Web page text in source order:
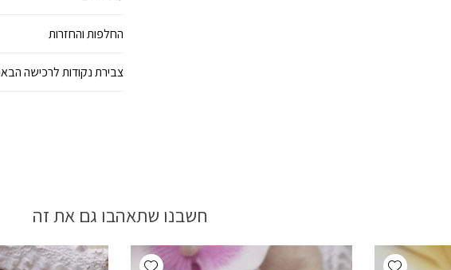
החלפות והחזרות
צבירת נקודות לרכישה
חשבנו שתאהבו גם את זה
Add wishlist
Add wishlist